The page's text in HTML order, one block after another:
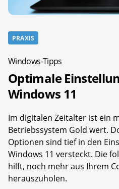
PRAXIS
Windows-Tipps
Optimale
Windows 11
Im digitalen Zeitalter ist ein
Betriebssystem Gold wert.
Optionen sind tief in den
Windows 11 versteckt. Die
hilft, noch mehr aus Ihrem
herauszuholen.